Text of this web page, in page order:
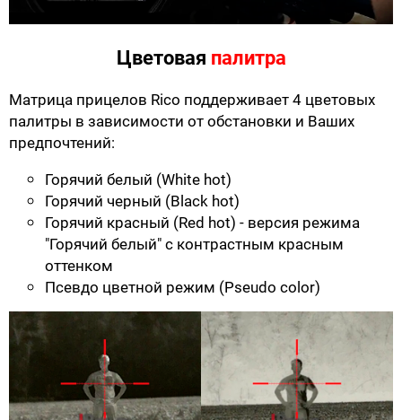
Цветовая палитра
Матрица прицелов Rico поддерживает 4 цветовых
палитры в зависимости от обстановки и Ваших
предпочтений:
Горячий белый (White hot)
Горячий черный (Black hot)
Горячий красный (Red hot) - версия режима
"Горячий белый" с контрастным красным
оттенком
Псевдо цветной режим (Pseudo color)